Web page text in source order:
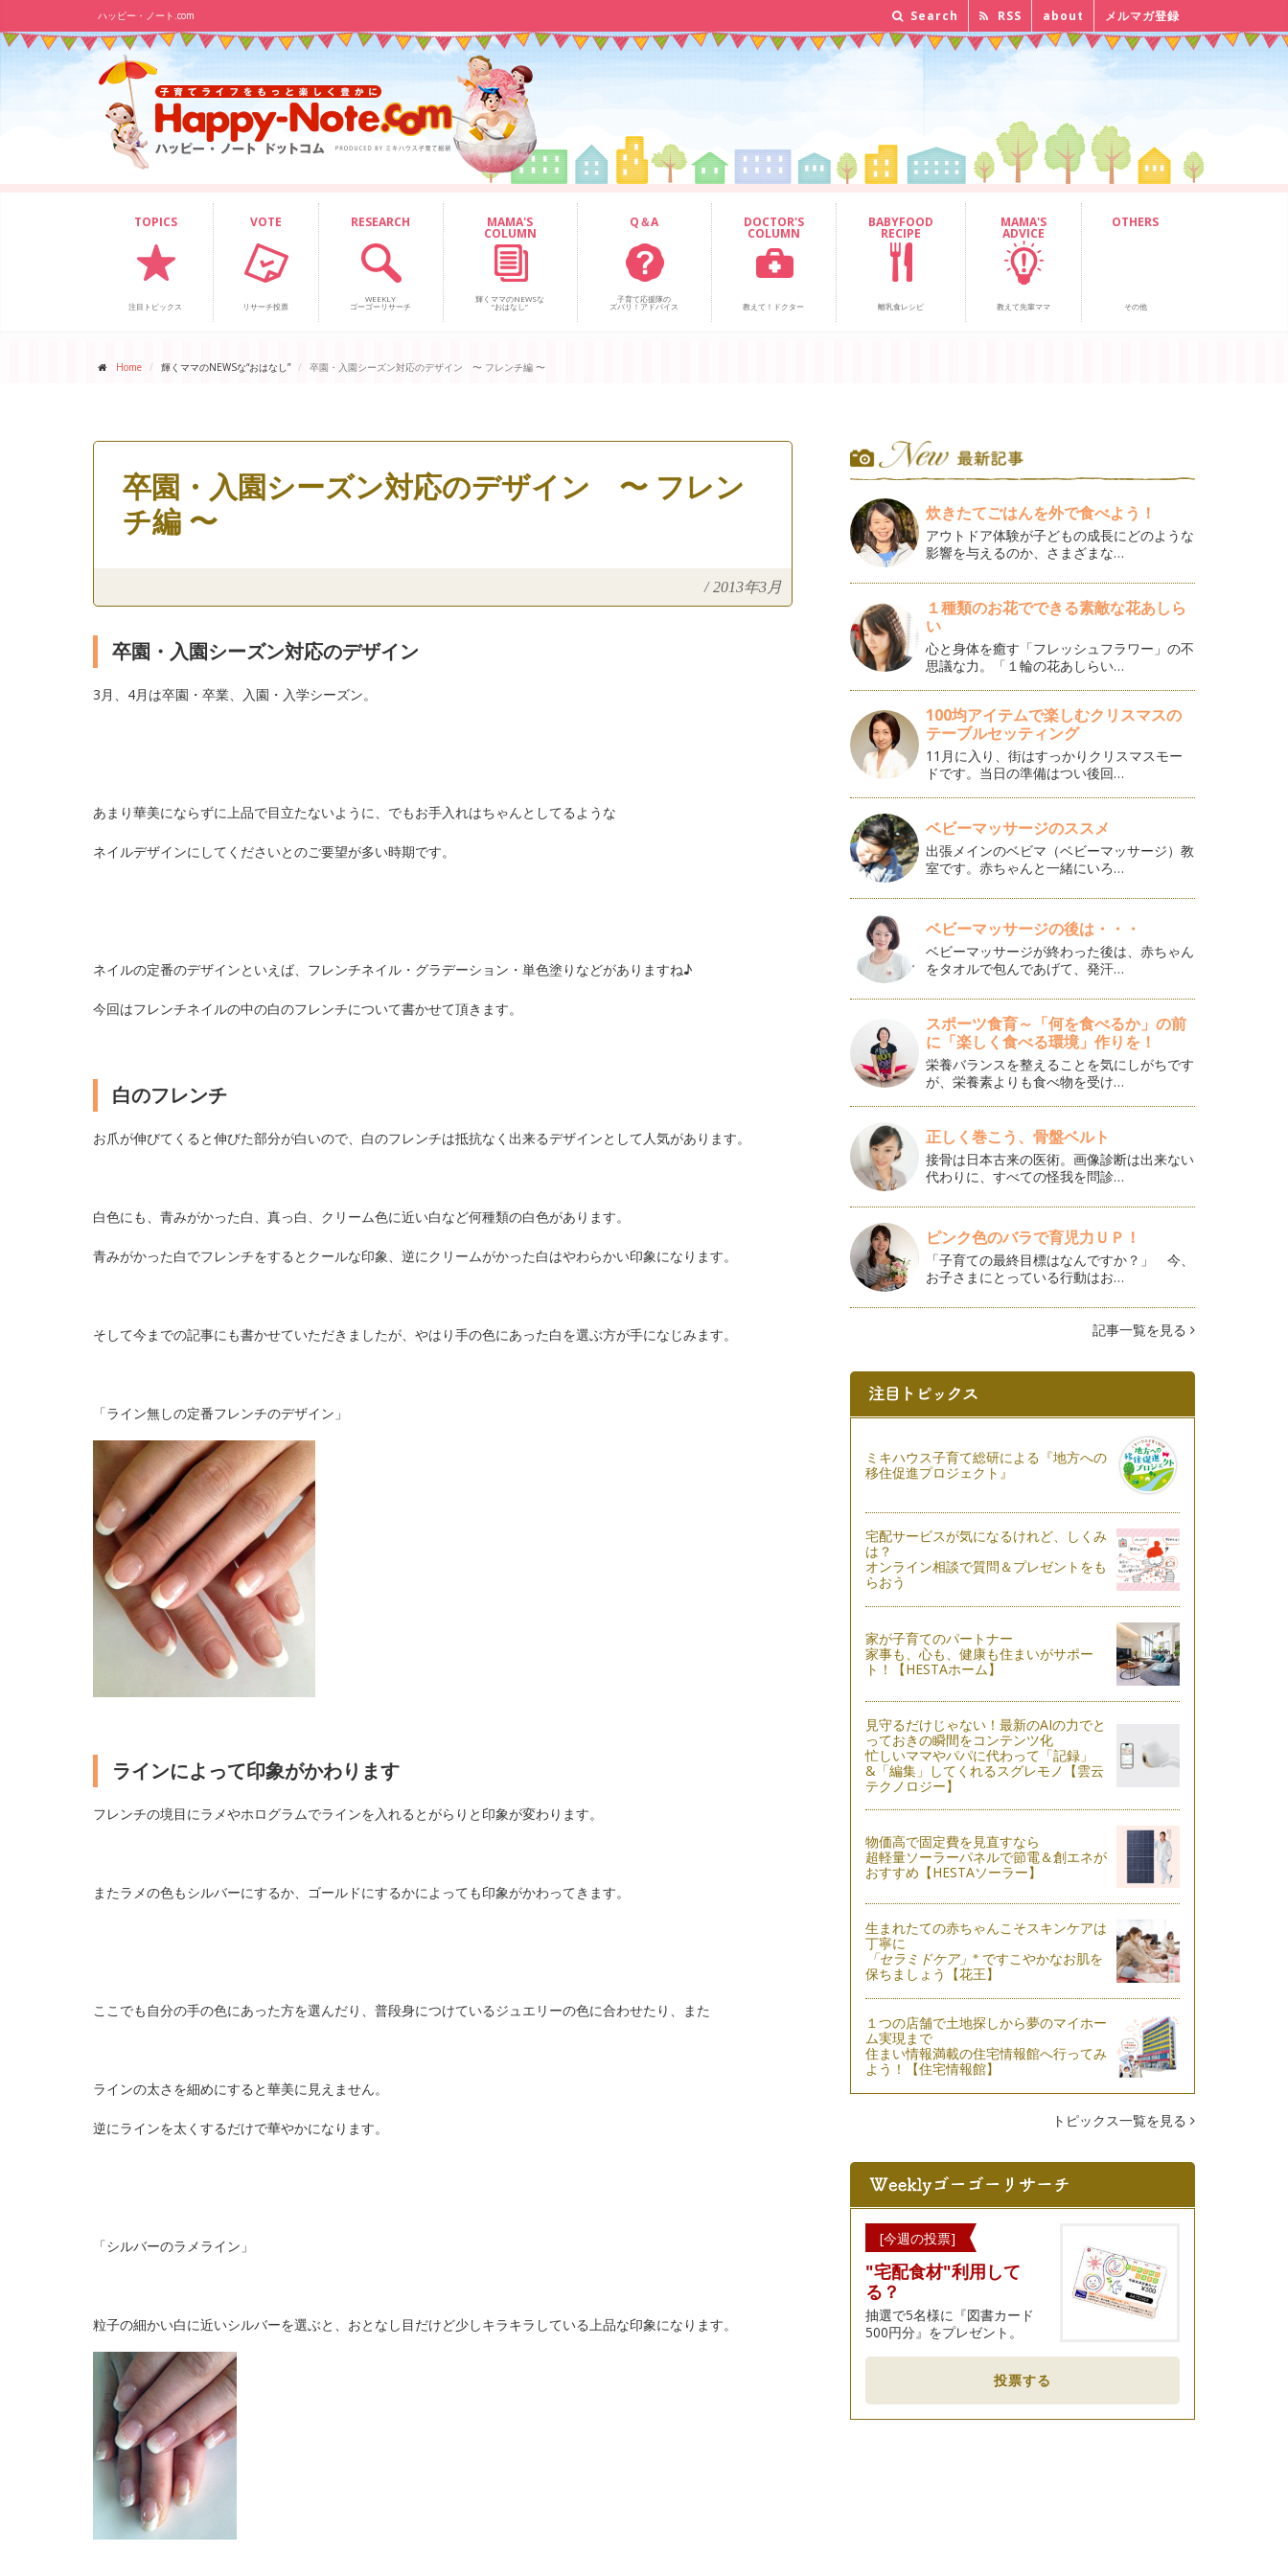
ハッピー・ノート.com Search RSS about メルマガ登録
TOPICS
注目トピックス
VOTE
リサーチ投票
RESEARCH
WEEKLY
ゴーゴーリサーチ
MAMA'S
COLUMN
輝くママのNEWSな
“おはなし”
Q＆A
子育て応援隊の
ズバリ！アドバイス
DOCTOR'S
COLUMN
教えて！ドクター
BABYFOOD
RECIPE
離乳食レシピ
MAMA'S
ADVICE
教えて先輩ママ
OTHERS
その他
Home 輝くママのNEWSな“おはなし” 卒園・入園シーズン対応のデザイン 〜 フレンチ編 〜
卒園・入園シーズン対応のデザイン 〜 フレン
チ編 〜
/ 2013年3月
卒園・入園シーズン対応のデザイン
3月、4月は卒園・卒業、入園・入学シーズン。
あまり華美にならずに上品で目立たないように、でもお手入れはちゃんとしてるような
ネイルデザインにしてくださいとのご要望が多い時期です。
ネイルの定番のデザインといえば、フレンチネイル・グラデーション・単色塗りなどがありますね♪
今回はフレンチネイルの中の白のフレンチについて書かせて頂きます。
白のフレンチ
お爪が伸びてくると伸びた部分が白いので、白のフレンチは抵抗なく出来るデザインとして人気があります。
白色にも、青みがかった白、真っ白、クリーム色に近い白など何種類の白色があります。
青みがかった白でフレンチをするとクールな印象、逆にクリームがかった白はやわらかい印象になります。
そして今までの記事にも書かせていただきましたが、やはり手の色にあった白を選ぶ方が手になじみます。
「ライン無しの定番フレンチのデザイン」
ラインによって印象がかわります
フレンチの境目にラメやホログラムでラインを入れるとがらりと印象が変わります。
またラメの色もシルバーにするか、ゴールドにするかによっても印象がかわってきます。
ここでも自分の手の色にあった方を選んだり、普段身につけているジュエリーの色に合わせたり、また
ラインの太さを細めにすると華美に見えません。
逆にラインを太くするだけで華やかになります。
「シルバーのラメライン」
粒子の細かい白に近いシルバーを選ぶと、おとなし目だけど少しキラキラしている上品な印象になります。
炊きたてごはんを外で食べよう！
アウトドア体験が子どもの成長にどのような
影響を与えるのか、さまざまな…
１種類のお花でできる素敵な花あしら
い
心と身体を癒す「フレッシュフラワー」の不
思議な力。「１輪の花あしらい…
100均アイテムで楽しむクリスマスの
テーブルセッティング
11月に入り、街はすっかりクリスマスモー
ドです。当日の準備はつい後回…
ベビーマッサージのススメ
出張メインのベビマ（ベビーマッサージ）教
室です。赤ちゃんと一緒にいろ…
ベビーマッサージの後は・・・
ベビーマッサージが終わった後は、赤ちゃん
をタオルで包んであげて、発汗…
スポーツ食育～「何を食べるか」の前
に「楽しく食べる環境」作りを！
栄養バランスを整えることを気にしがちです
が、栄養素よりも食べ物を受け…
正しく巻こう、骨盤ベルト
接骨は日本古来の医術。画像診断は出来ない
代わりに、すべての怪我を問診…
ピンク色のバラで育児力ＵＰ！
「子育ての最終目標はなんですか？」 今、
お子さまにとっている行動はお…
記事一覧を見る
ミキハウス子育て総研による『地方への
移住促進プロジェクト』
宅配サービスが気になるけれど、しくみ
は？
オンライン相談で質問＆プレゼントをも
らおう
家が子育てのパートナー
家事も、心も、健康も住まいがサポー
ト！【HESTAホーム】
見守るだけじゃない！最新のAIの力でと
っておきの瞬間をコンテンツ化
忙しいママやパパに代わって「記録」
&「編集」してくれるスグレモノ【雲云
テクノロジー】
物価高で固定費を見直すなら
超軽量ソーラーパネルで節電＆創エネが
おすすめ【HESTAソーラー】
生まれたての赤ちゃんこそスキンケアは
丁寧に
「セラミドケア」 ※ですこやかなお肌を
保ちましょう【花王】
１つの店舗で土地探しから夢のマイホー
ム実現まで
住まい情報満載の住宅情報館へ行ってみ
よう！【住宅情報館】
トピックス一覧を見る
[今週の投票]
"宅配食材"利用して
る？
抽選で5名様に『図書カード
500円分』をプレゼント。
投票する